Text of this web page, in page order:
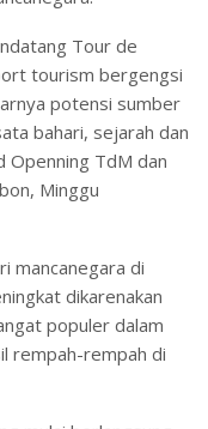
Tour de
tourism bergengsi
potensi sumber
bahari, sejarah dan
Openning TdM dan
Minggu
mancanegara di
dikarenakan
populer dalam
rempah-rempah di